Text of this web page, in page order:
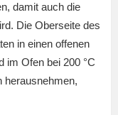
damit auch die
Die Oberseite des
in einen offenen
im Ofen bei 200 °C
herausnehmen,